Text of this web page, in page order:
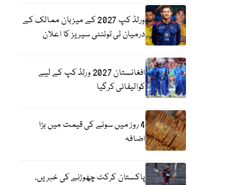
ورلڈ کپ 2027 کے میزبان ممالک کے
درمیان ٹی ٹوئنٹی سیریز کا اعلان
افغانستان 2027 ورلڈ کپ کے لیے
کوالیفائی کرگیا
4 روز میں سونے کی قیمت میں بڑا
اضافہ
پاکستان کرکٹ چھوڑنے کی خبریں،